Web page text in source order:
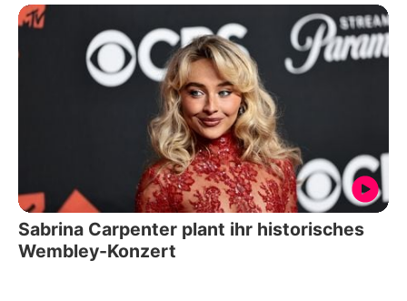
Sabrina Carpenter plant ihr historisches
Wembley-Konzert